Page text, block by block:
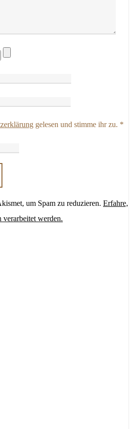
gelesen und stimme ihr zu. *
um Spam zu reduzieren. Erfahre,
verarbeitet werden.